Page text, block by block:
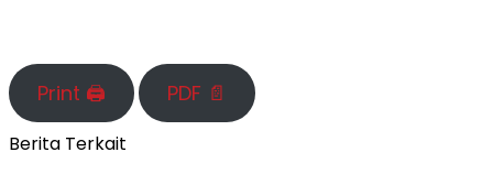
Print 🖨 PDF 📄
Berita Terkait